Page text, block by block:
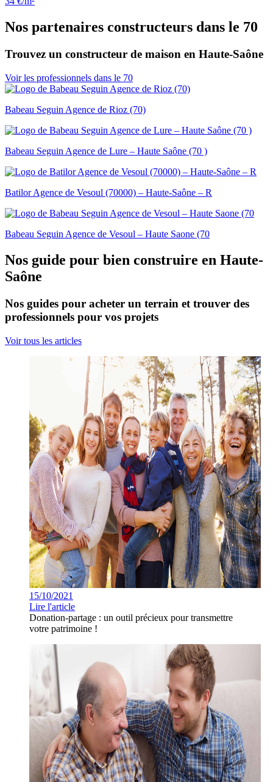
Nos partenaires constructeurs dans le 70
Trouvez un constructeur de maison en Haute-Saône
Voir les professionnels dans le 70
Babeau Seguin Agence de Rioz (70)
Babeau Seguin Agence de Lure – Haute Saône (70 )
Batilor Agence de Vesoul (70000) – Haute-Saône – R
Babeau Seguin Agence de Vesoul – Haute Saone (70
Nos guide pour bien construire en Haute-
Saône
Nos guides pour acheter un terrain et trouver des
professionnels pour vos projets
Voir tous les articles
15/10/2021
Lire l'article
Donation-partage : un outil précieux pour transmettre
votre patrimoine !